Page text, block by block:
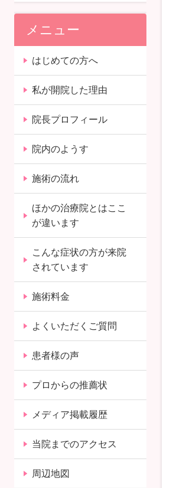
メニュー
はじめての方へ
私が開院した理由
院長プロフィール
院内のようす
施術の流れ
ほかの治療院とはここ
が違います
こんな症状の方が来院
されています
施術料金
よくいただくご質問
患者様の声
プロからの推薦状
メディア掲載履歴
当院までのアクセス
周辺地図